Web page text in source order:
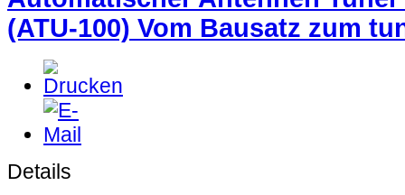
(ATU-100) Vom Bausatz zum
Details